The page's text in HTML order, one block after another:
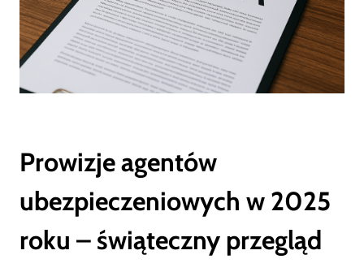
Prowizje agentów
ubezpieczeniowych w 2025
roku – świąteczny przegląd